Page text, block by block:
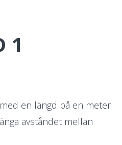
1
med en längd på en meter
avståndet mellan